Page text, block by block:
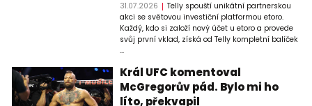
31.07.2026
Telly spouští unikátní partnerskou
akci se světovou investiční platformou etoro.
Každý, kdo si založí nový účet u etoro a provede
svůj první vklad, získá od Telly kompletní balíček
...
Král UFC komentoval
McGregorův pád. Bylo mi ho
líto, překvapil